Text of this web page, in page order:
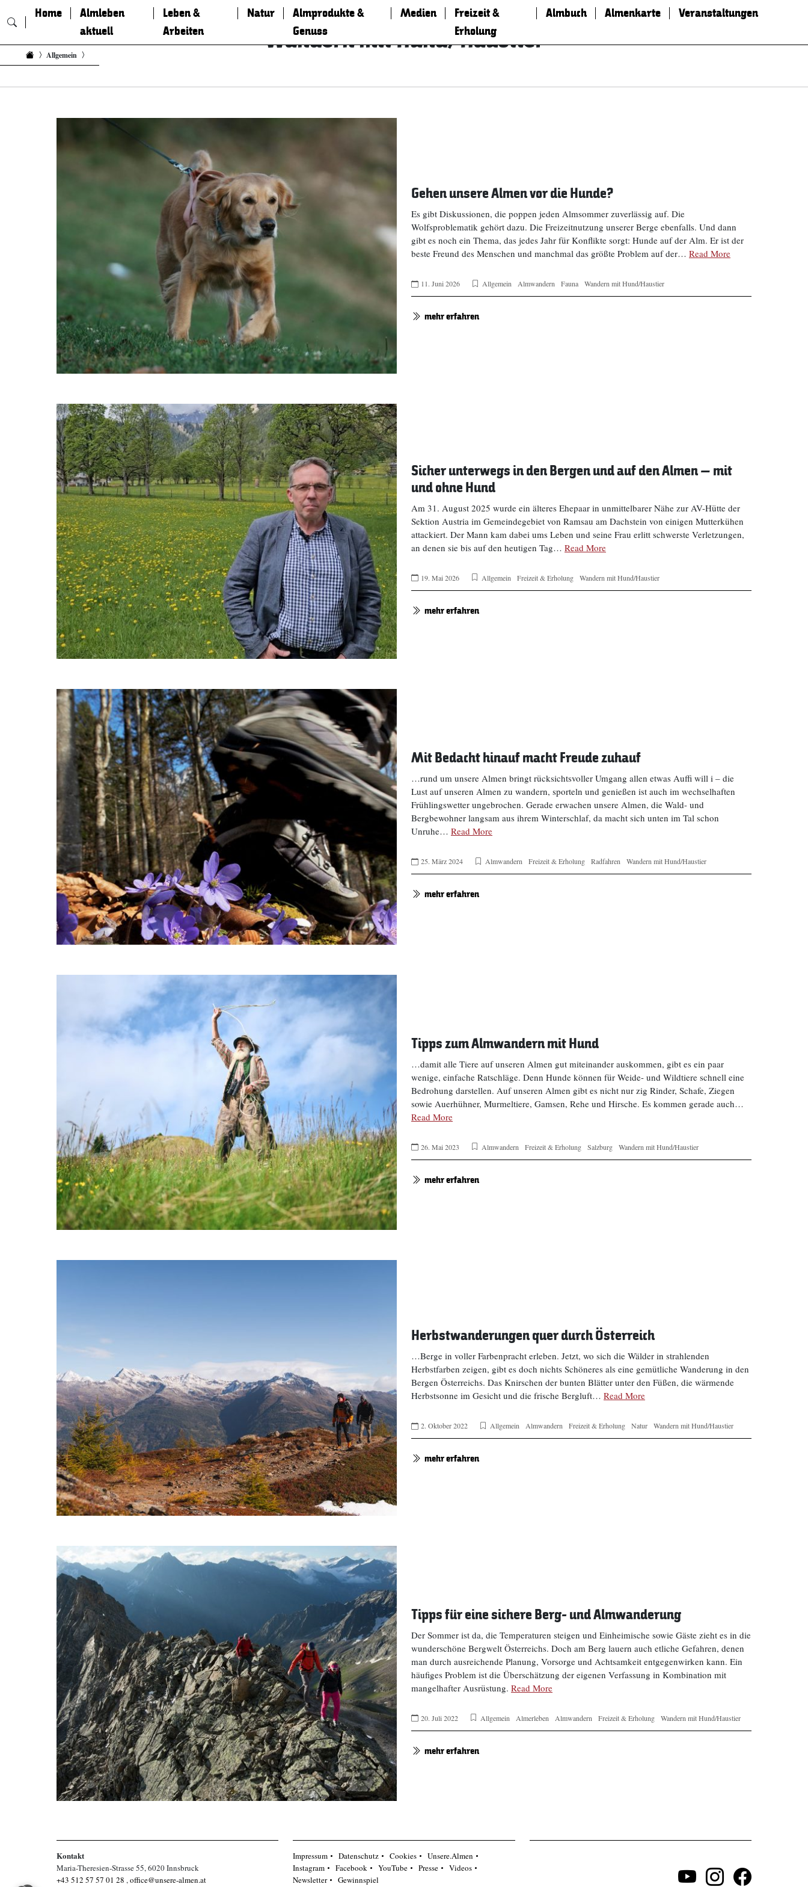
Zum Inhalt springen
Home
Almleben
aktuell
Leben &
Arbeiten
Natur
Almprodukte &
Genuss
Medien
Freizeit &
Erholung
Almbuch Almenkarte Veranstaltungen
Allgemein Wandern mit Hund/Haustier
Gehen unsere Almen vor die Hunde?
Es gibt Diskussionen, die poppen jeden Almsommer zuverlässig auf. Die
Wolfsproblematik gehört dazu. Die Freizeitnutzung unserer Berge ebenfalls. Und dann
gibt es noch ein Thema, das jedes Jahr für Konflikte sorgt: Hunde auf der Alm. Er ist der
beste Freund des Menschen und manchmal das größte Problem auf der… Read More
11. Juni 2026 Allgemein Almwandern Fauna Wandern mit Hund/Haustier
mehr erfahren
Sicher unterwegs in den Bergen und auf den Almen – mit
und ohne Hund
Am 31. August 2025 wurde ein älteres Ehepaar in unmittelbarer Nähe zur AV-Hütte der
Sektion Austria im Gemeindegebiet von Ramsau am Dachstein von einigen Mutterkühen
attackiert. Der Mann kam dabei ums Leben und seine Frau erlitt schwerste Verletzungen,
an denen sie bis auf den heutigen Tag… Read More
19. Mai 2026 Allgemein Freizeit & Erholung Wandern mit Hund/Haustier
mehr erfahren
Mit Bedacht hinauf macht Freude zuhauf
…rund um unsere Almen bringt rücksichtsvoller Umgang allen etwas Auffi will i – die
Lust auf unseren Almen zu wandern, sporteln und genießen ist auch im wechselhaften
Frühlingswetter ungebrochen. Gerade erwachen unsere Almen, die Wald- und
Bergbewohner langsam aus ihrem Winterschlaf, da macht sich unten im Tal schon
Unruhe… Read More
25. März 2024 Almwandern Freizeit & Erholung Radfahren Wandern mit Hund/Haustier
mehr erfahren
Tipps zum Almwandern mit Hund
…damit alle Tiere auf unseren Almen gut miteinander auskommen, gibt es ein paar
wenige, einfache Ratschläge. Denn Hunde können für Weide- und Wildtiere schnell eine
Bedrohung darstellen. Auf unseren Almen gibt es nicht nur zig Rinder, Schafe, Ziegen
sowie Auerhühner, Murmeltiere, Gamsen, Rehe und Hirsche. Es kommen gerade auch…
Read More
26. Mai 2023 Almwandern Freizeit & Erholung Salzburg Wandern mit Hund/Haustier
mehr erfahren
Herbstwanderungen quer durch Österreich
…Berge in voller Farbenpracht erleben. Jetzt, wo sich die Wälder in strahlenden
Herbstfarben zeigen, gibt es doch nichts Schöneres als eine gemütliche Wanderung in den
Bergen Österreichs. Das Knirschen der bunten Blätter unter den Füßen, die wärmende
Herbstsonne im Gesicht und die frische Bergluft… Read More
2. Oktober 2022 Allgemein Almwandern Freizeit & Erholung Natur Wandern mit Hund/Haustier
mehr erfahren
Tipps für eine sichere Berg- und Almwanderung
Der Sommer ist da, die Temperaturen steigen und Einheimische sowie Gäste zieht es in die
wunderschöne Bergwelt Österreichs. Doch am Berg lauern auch etliche Gefahren, denen
man durch ausreichende Planung, Vorsorge und Achtsamkeit entgegenwirken kann. Ein
häufiges Problem ist die Überschätzung der eigenen Verfassung in Kombination mit
mangelhafter Ausrüstung. Read More
20. Juli 2022 Allgemein Almerleben Almwandern Freizeit & Erholung Wandern mit Hund/Haustier
mehr erfahren
Kontakt
Maria-Theresien-Strasse 55, 6020 Innsbruck
+43 512 57 57 01 28 ,office@unsere-almen.at
Impressum Datenschutz Cookies
Unsere.Almen
Instagram
Facebook YouTube Presse
Videos
Newsletter
Gewinnspiel